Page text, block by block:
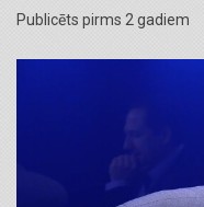
Publicēts pirms 2 gadiem